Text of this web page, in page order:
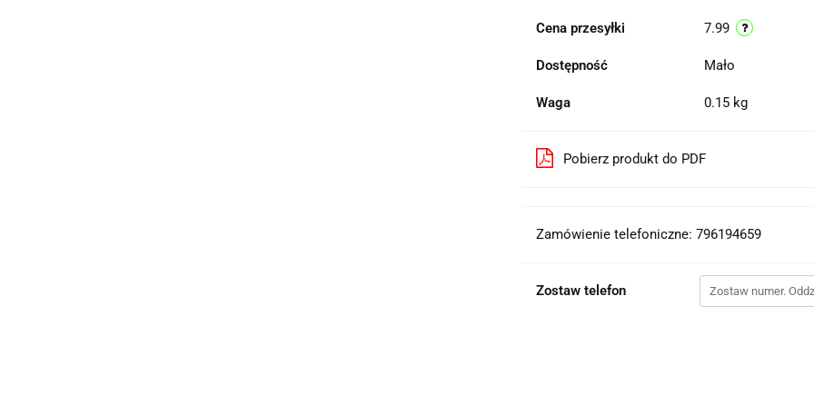
Cena przesyłki 7.99
Dostępność Mało
Waga 0.15 kg
Pobierz produkt do PDF
Zamówienie telefoniczne: 796194659
Zostaw telefon